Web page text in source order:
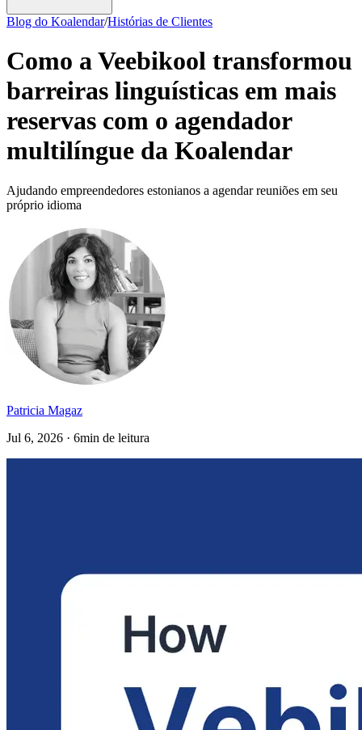
Blog do Koalendar/Histórias de Clientes
Como a Veebikool transformou
barreiras linguísticas em mais
reservas com o agendador
multilíngue da Koalendar
Ajudando empreendedores estonianos a agendar reuniões em seu
próprio idioma
Patricia Magaz
Jul 6, 2026 · 6min de leitura